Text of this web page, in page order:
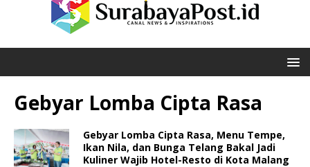
Gebyar Lomba Cipta Rasa
Gebyar Lomba Cipta Rasa, Menu Tempe,
Ikan Nila, dan Bunga Telang Bakal Jadi
Kuliner Wajib Hotel-Resto di Kota Malang